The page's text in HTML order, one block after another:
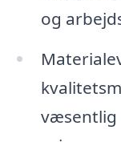
og
væsentlig